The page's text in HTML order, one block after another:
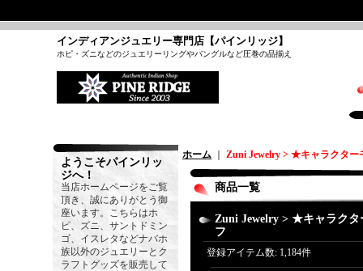
インディアンジュエリー専門店【パインリッジ】
ホピ・ズニなどのジュエリーリングやバングルなど圧巻の品揃え
ようこそパインリッ
ジへ！
当店ホームページをご覧
頂き、誠にありがとう御
座います。こちらはホ
ピ、ズニ、サントドミン
ゴ、イスレタなどナバホ
族以外のジュエリーとク
ラフトグッズを販売して
ホーム Zuni Jewelry > ★キャラクター
商品一覧
Zuni Jewelry > ★キャラクタ
フ
登録アイテム数: 1,184件